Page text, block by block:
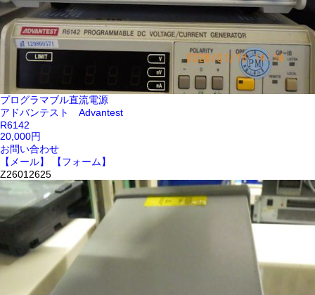
プログラマブル直流電源
アドバンテスト Advantest
R6142
20,000円
お問い合わせ
【メール】
【フォーム】
Z26012625